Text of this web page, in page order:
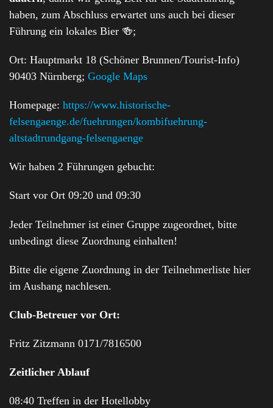
haben, zum Abschluss erwartet uns auch bei dieser
Führung ein lokales Bier 🍻;
Ort: Hauptmarkt 18 (Schöner Brunnen/Tourist-Info)
90403 Nürnberg; Google Maps
Homepage: https://www.historische-
felsengaenge.de/fuehrungen/kombifuehrung-
altstadtrundgang-felsengaenge
Wir haben 2 Führungen gebucht:
Start vor Ort 09:20 und 09:30
Jeder Teilnehmer ist einer Gruppe zugeordnet, bitte
unbedingt diese Zuordnung einhalten!
Bitte die eigene Zuordnung in der Teilnehmerliste hier
im Aushang nachlesen.
Club-Betreuer vor Ort:
Fritz Zitzmann 0171/7816500
Zeitlicher Ablauf
08:40 Treffen in der Hotellobby